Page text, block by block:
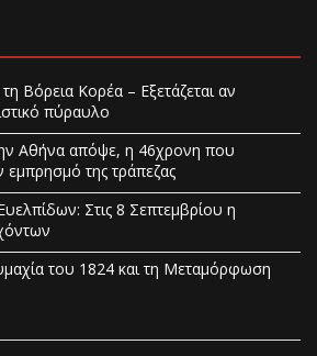
Βόρεια Κορέα – Εξετάζεται αν
πύραυλο
Αθήνα απόψε, η 46χρονη που
εμπρησμό της τράπεζας
Στις 8 Σεπτεμβρίου η
του 1824 και τη Μεταμόρφωση